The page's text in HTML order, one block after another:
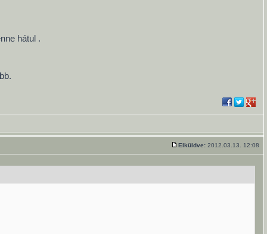
hátul .
Elküldve: 2012.03.13. 12:08